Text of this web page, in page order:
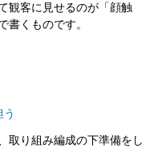
観客に見せるのが「顔触
書くものです。
う
取り組み編成の下準備をし